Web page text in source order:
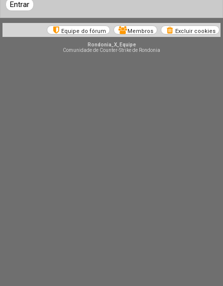
Excluir cookies
Membros
Equipe do fórum
Rondonia_X_Equipe
Comunidade de Counter-Strike de Rondonia